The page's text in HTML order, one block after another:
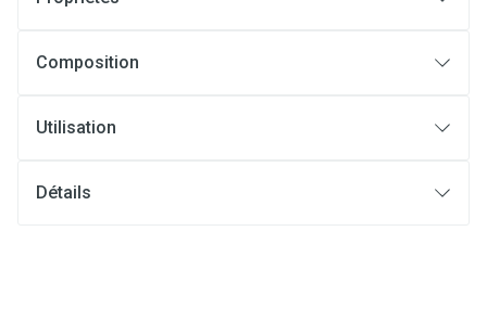
Composition
Utilisation
Détails